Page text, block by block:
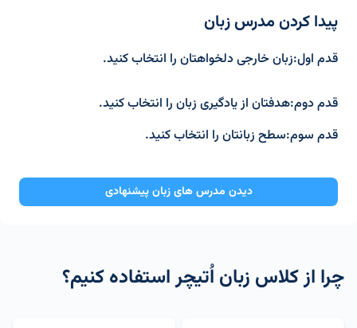
پیدا کردن مدرس زبان
قدم اول:زبان خارجی دلخواهتان را انتخاب کنید.
قدم دوم:هدفتان از یادگیری زبان را انتخاب کنید.
قدم سوم:سطح زبانتان را انتخاب کنید.
دیدن مدرس های زبان پیشنهادی
چرا از کلاس زبان اُتیچر استفاده کنیم؟